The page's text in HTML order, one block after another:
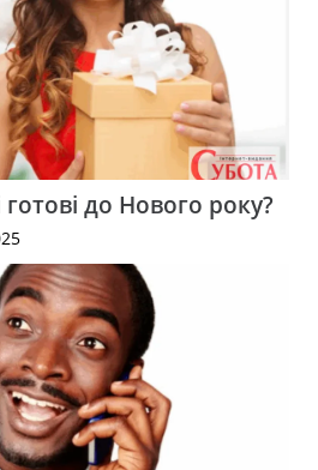
готові до Нового року?